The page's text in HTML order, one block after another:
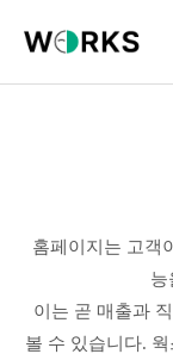
홈페이지는 고객
능
이는 곧 매출과
볼 수 있습니다.